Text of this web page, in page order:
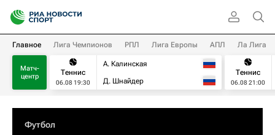
Главное Лига Чемпионов РПЛ Лига Европы АПЛ Ла Лига
Матч-
центр
Теннис
06.08 19:30
А. Калинская
Д. Шнайдер
Теннис
06.08 21:00
Футбол